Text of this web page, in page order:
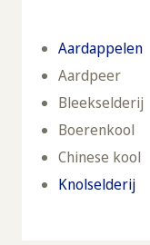
Aardappelen
Aardpeer
Bleekselderij
Boerenkool
Chinese kool
Knolselderij